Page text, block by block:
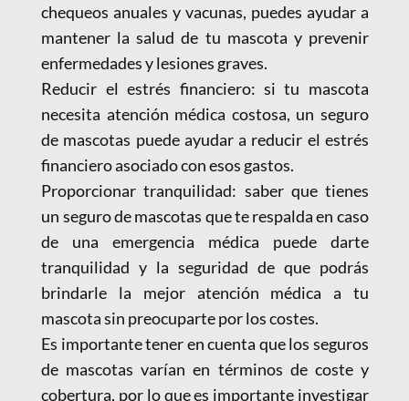
chequeos anuales y vacunas, puedes ayudar a
mantener la salud de tu mascota y prevenir
enfermedades y lesiones graves.
Reducir el estrés financiero: si tu mascota
necesita atención médica costosa, un seguro
de mascotas puede ayudar a reducir el estrés
financiero asociado con esos gastos.
Proporcionar tranquilidad: saber que tienes
un seguro de mascotas que te respalda en caso
de una emergencia médica puede darte
tranquilidad y la seguridad de que podrás
brindarle la mejor atención médica a tu
mascota sin preocuparte por los costes.
Es importante tener en cuenta que los seguros
de mascotas varían en términos de coste y
cobertura, por lo que es importante investigar